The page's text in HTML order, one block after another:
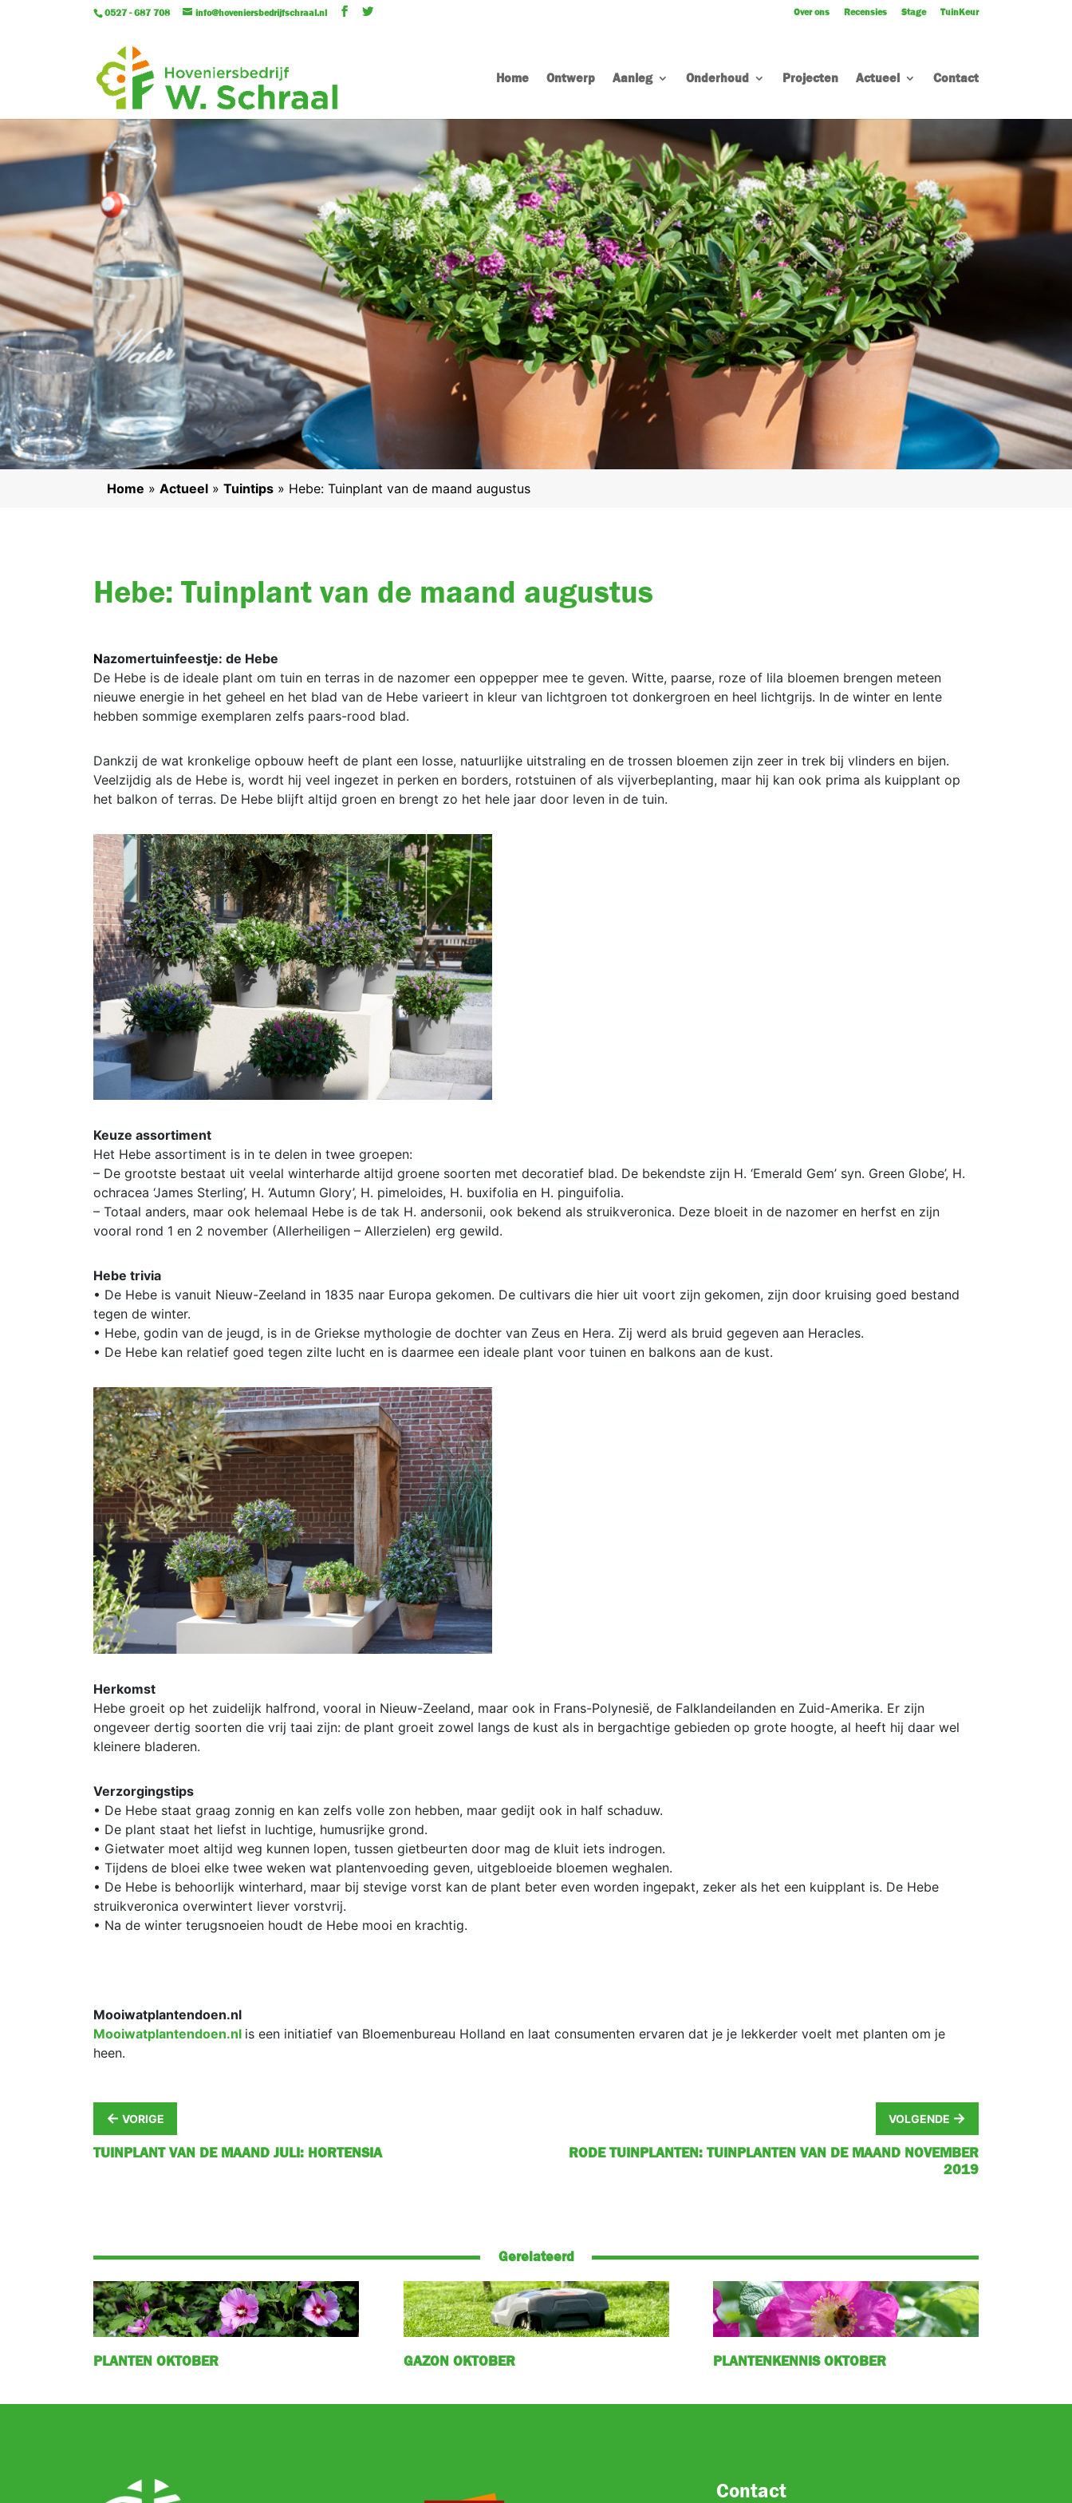
0527 - 687 708 info@hoveniersbedrijfschraal.nl Over ons Recensies Stage TuinKeur
Home Ontwerp Aanleg Onderhoud Projecten Actueel Contact
Home »Actueel »Tuintips » Hebe: Tuinplant van de maand augustus
Hebe: Tuinplant van de maand augustus
Nazomertuinfeestje: de Hebe
De Hebe is de ideale plant om tuin en terras in de nazomer een oppepper mee te geven. Witte, paarse, roze of lila bloemen brengen meteen
nieuwe energie in het geheel en het blad van de Hebe varieert in kleur van lichtgroen tot donkergroen en heel lichtgrijs. In de winter en lente
hebben sommige exemplaren zelfs paars-rood blad.
Dankzij de wat kronkelige opbouw heeft de plant een losse, natuurlijke uitstraling en de trossen bloemen zijn zeer in trek bij vlinders en bijen.
Veelzijdig als de Hebe is, wordt hij veel ingezet in perken en borders, rotstuinen of als vijverbeplanting, maar hij kan ook prima als kuipplant op
het balkon of terras. De Hebe blijft altijd groen en brengt zo het hele jaar door leven in de tuin.
Keuze assortiment
Het Hebe assortiment is in te delen in twee groepen:
– De grootste bestaat uit veelal winterharde altijd groene soorten met decoratief blad. De bekendste zijn H. ‘Emerald Gem’ syn. Green Globe’, H.
ochracea ‘James Sterling’, H. ‘Autumn Glory’, H. pimeloides, H. buxifolia en H. pinguifolia.
– Totaal anders, maar ook helemaal Hebe is de tak H. andersonii, ook bekend als struikveronica. Deze bloeit in de nazomer en herfst en zijn
vooral rond 1 en 2 november (Allerheiligen – Allerzielen) erg gewild.
Hebe trivia
• De Hebe is vanuit Nieuw-Zeeland in 1835 naar Europa gekomen. De cultivars die hier uit voort zijn gekomen, zijn door kruising goed bestand
tegen de winter.
• Hebe, godin van de jeugd, is in de Griekse mythologie de dochter van Zeus en Hera. Zij werd als bruid gegeven aan Heracles.
• De Hebe kan relatief goed tegen zilte lucht en is daarmee een ideale plant voor tuinen en balkons aan de kust.
Herkomst
Hebe groeit op het zuidelijk halfrond, vooral in Nieuw-Zeeland, maar ook in Frans-Polynesië, de Falklandeilanden en Zuid-Amerika. Er zijn
ongeveer dertig soorten die vrij taai zijn: de plant groeit zowel langs de kust als in bergachtige gebieden op grote hoogte, al heeft hij daar wel
kleinere bladeren.
Verzorgingstips
• De Hebe staat graag zonnig en kan zelfs volle zon hebben, maar gedijt ook in half schaduw.
• De plant staat het liefst in luchtige, humusrijke grond.
• Gietwater moet altijd weg kunnen lopen, tussen gietbeurten door mag de kluit iets indrogen.
• Tijdens de bloei elke twee weken wat plantenvoeding geven, uitgebloeide bloemen weghalen.
• De Hebe is behoorlijk winterhard, maar bij stevige vorst kan de plant beter even worden ingepakt, zeker als het een kuipplant is. De Hebe
struikveronica overwintert liever vorstvrij.
• Na de winter terugsnoeien houdt de Hebe mooi en krachtig.
Mooiwatplantendoen.nl
Mooiwatplantendoen.nl is een initiatief van Bloemenbureau Holland en laat consumenten ervaren dat je je lekkerder voelt met planten om je
heen.
← VORIGE
TUINPLANT VAN DE MAAND JULI: HORTENSIA
VOLGENDE →
RODE TUINPLANTEN: TUINPLANTEN VAN DE MAAND NOVEMBER
2019
Gerelateerd
PLANTEN OKTOBER GAZON OKTOBER PLANTENKENNIS OKTOBER
Contact